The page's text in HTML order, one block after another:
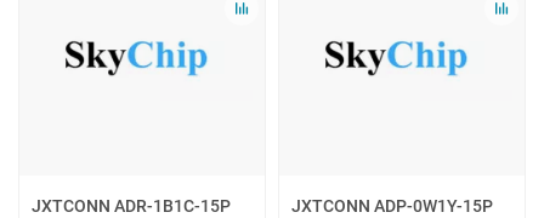
JXTCONN ADR-1B1C-15P JXTCONN ADP-0W1Y-15P